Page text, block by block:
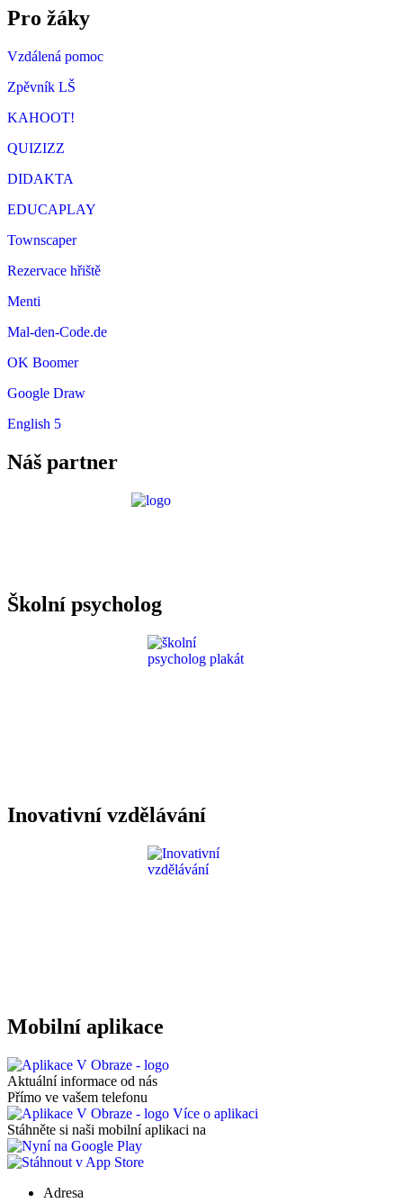
Pro žáky
Vzdálená pomoc
Zpěvník LŠ
KAHOOT!
QUIZIZZ
DIDAKTA
EDUCAPLAY
Townscaper
Rezervace hřiště
Menti
Mal-den-Code.de
OK Boomer
Google Draw
English 5
Náš partner
Školní psycholog
Inovativní vzdělávání
Mobilní aplikace
Aktuální informace od nás
Přímo ve vašem telefonu
Více o aplikaci
Stáhněte si naši mobilní aplikaci na
Adresa